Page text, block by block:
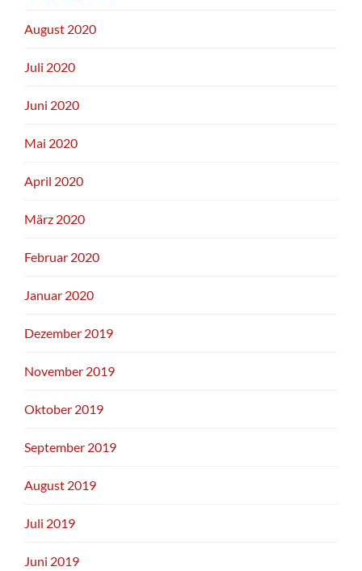
August 2020
Juli 2020
Juni 2020
Mai 2020
April 2020
März 2020
Februar 2020
Januar 2020
Dezember 2019
November 2019
Oktober 2019
September 2019
August 2019
Juli 2019
Juni 2019